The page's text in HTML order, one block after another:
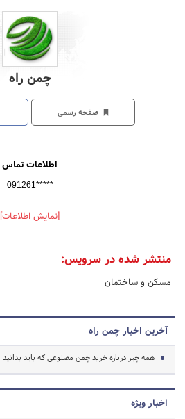
چمن راه
صفحه رسمی
اطلاعات تماس
091261*****
[نمایش اطلاعات]
منتشر شده در سرویس:
مسکن و ساختمان
آخرین اخبار چمن راه
همه چیز درباره خرید چمن مصنوعی که باید بدانید
اخبار ویژه